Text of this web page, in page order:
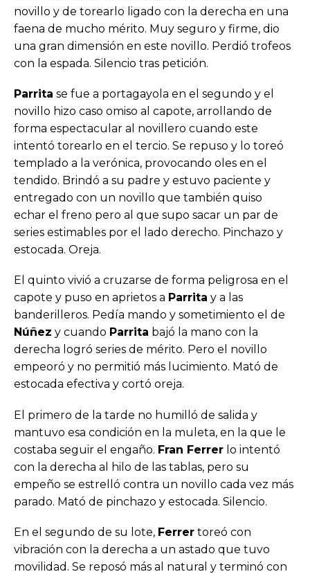
novillo y de torearlo ligado con la derecha en una
faena de mucho mérito. Muy seguro y firme, dio
una gran dimensión en este novillo. Perdió trofeos
con la espada. Silencio tras petición.
Parrita se fue a portagayola en el segundo y el
novillo hizo caso omiso al capote, arrollando de
forma espectacular al novillero cuando este
intentó torearlo en el tercio. Se repuso y lo toreó
templado a la verónica, provocando oles en el
tendido. Brindó a su padre y estuvo paciente y
entregado con un novillo que también quiso
echar el freno pero al que supo sacar un par de
series estimables por el lado derecho. Pinchazo y
estocada. Oreja.
El quinto vivió a cruzarse de forma peligrosa en el
capote y puso en aprietos a Parrita y a las
banderilleros. Pedía mando y sometimiento el de
Núñez y cuando Parrita bajó la mano con la
derecha logró series de mérito. Pero el novillo
empeoró y no permitió más lucimiento. Mató de
estocada efectiva y cortó oreja.
El primero de la tarde no humilló de salida y
mantuvo esa condición en la muleta, en la que le
costaba seguir el engaño. Fran Ferrer lo intentó
con la derecha al hilo de las tablas, pero su
empeño se estrelló contra un novillo cada vez más
parado. Mató de pinchazo y estocada. Silencio.
En el segundo de su lote, Ferrer toreó con
vibración con la derecha a un astado que tuvo
movilidad. Se reposó más al natural y terminó con